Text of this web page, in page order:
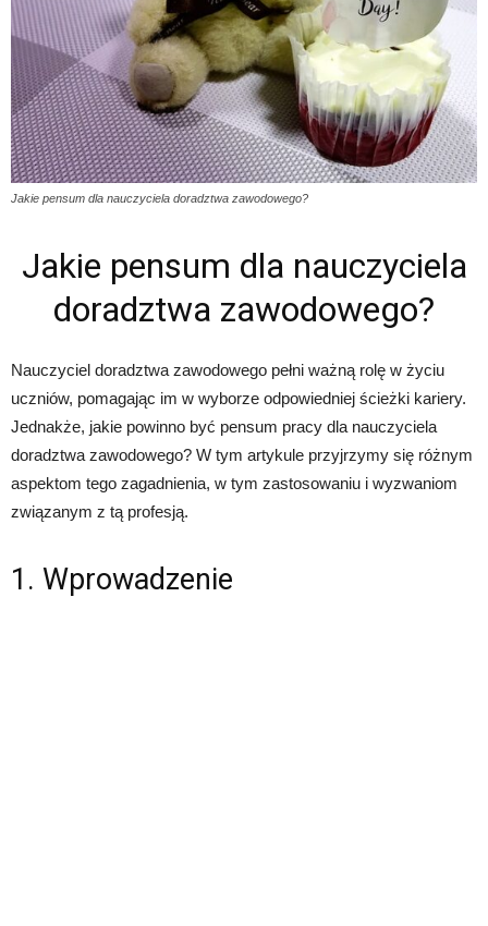
Jakie pensum dla nauczyciela doradztwa zawodowego?
Jakie pensum dla nauczyciela
doradztwa zawodowego?
Nauczyciel doradztwa zawodowego pełni ważną rolę w życiu
uczniów, pomagając im w wyborze odpowiedniej ścieżki kariery.
Jednakże, jakie powinno być pensum pracy dla nauczyciela
doradztwa zawodowego? W tym artykule przyjrzymy się różnym
aspektom tego zagadnienia, w tym zastosowaniu i wyzwaniom
związanym z tą profesją.
1. Wprowadzenie